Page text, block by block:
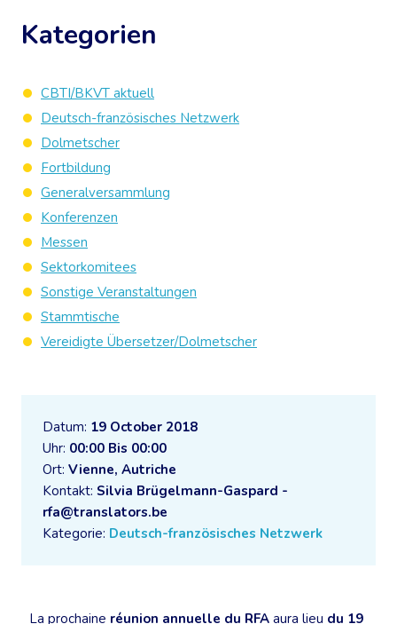
Datum: 19 October 2018
Uhr: 00:00 Bis 00:00
Ort: Vienne, Autriche
Kontakt: Silvia Brügelmann-Gaspard -
rfa@translators.be
Kategorie: Deutsch-französisches Netzwerk
La prochaine réunion annuelle du RFA aura lieu du 19
Kategorien
CBTI/BKVT aktuell
Deutsch-französisches Netzwerk
Dolmetscher
Fortbildung
Generalversammlung
Konferenzen
Messen
Sektorkomitees
Sonstige Veranstaltungen
Stammtische
Vereidigte Übersetzer/Dolmetscher